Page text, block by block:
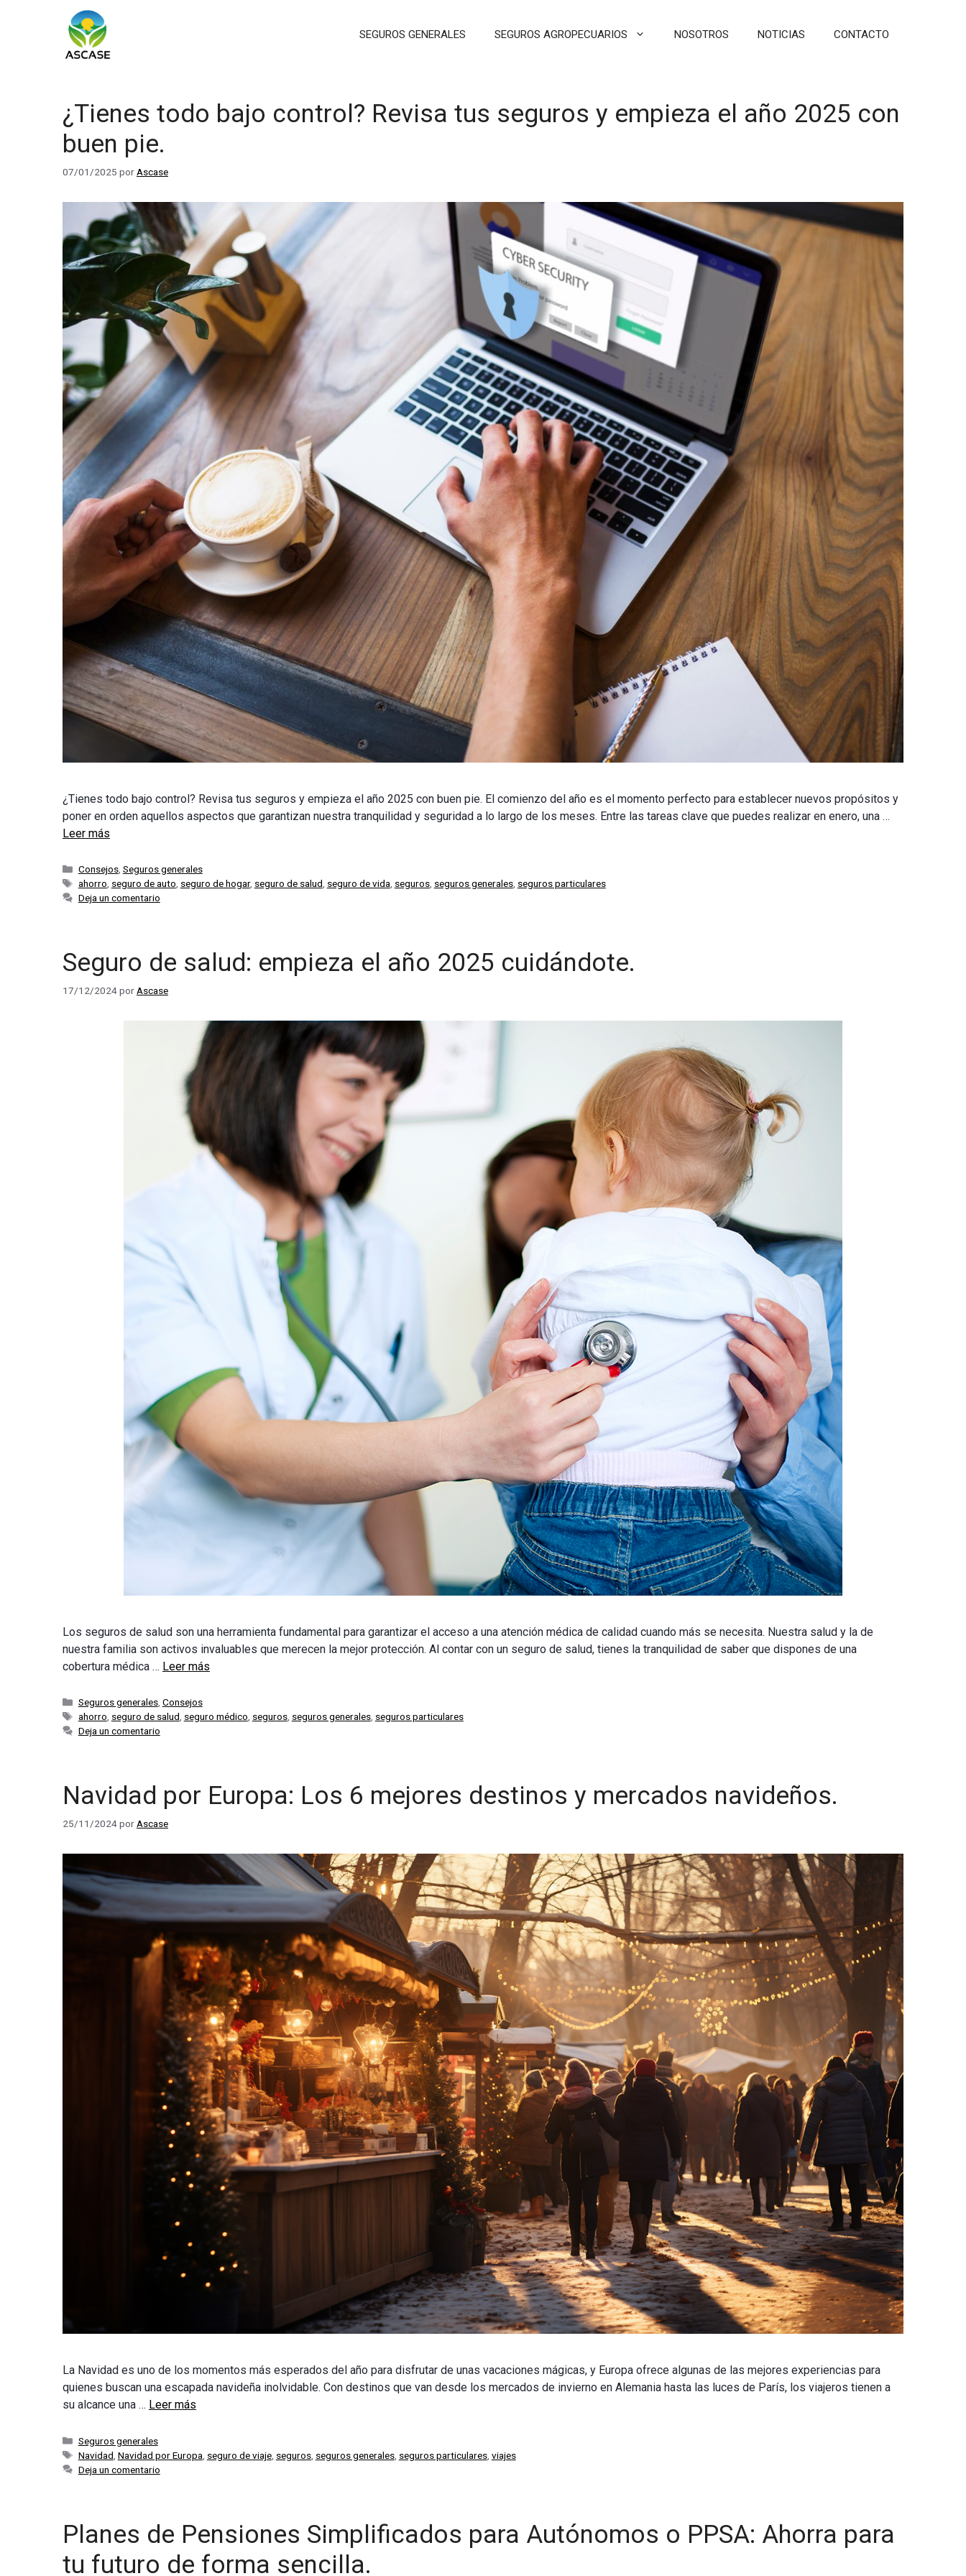
SEGUROS GENERALES SEGUROS AGROPECUARIOS NOSOTROS NOTICIAS CONTACTO
¿Tienes todo bajo control? Revisa tus seguros y empieza el año 2025 con
buen pie.
07/01/2025 por Ascase
¿Tienes todo bajo control? Revisa tus seguros y empieza el año 2025 con buen pie. El comienzo del año es el momento perfecto para establecer nuevos propósitos y
poner en orden aquellos aspectos que garantizan nuestra tranquilidad y seguridad a lo largo de los meses. Entre las tareas clave que puedes realizar en enero, una …
Leer más
Categorías
Consejos, Seguros generales
Etiquetas
ahorro seguro de auto seguro de hogar, seguro de salud seguro de vida seguros, seguros generales, seguros particulares
Deja un comentario
Seguro de salud: empieza el año 2025 cuidándote.
17/12/2024por Ascase
Los seguros de salud son una herramienta fundamental para garantizar el acceso a una atención médica de calidad cuando más se necesita. Nuestra salud y la de
nuestra familia son activos invaluables que merecen la mejor protección. Al contar con un seguro de salud, tienes la tranquilidad de saber que dispones de una
cobertura médica … Leer más
Categorías
Seguros generales, Consejos
Etiquetas
ahorro seguro de salud seguro médico seguros, seguros generales, seguros particulares
Deja un comentario
Navidad por Europa: Los 6 mejores destinos y mercados navideños.
25/11/2024por Ascase
La Navidad es uno de los momentos más esperados del año para disfrutar de unas vacaciones mágicas, y Europa ofrece algunas de las mejores experiencias para
quienes buscan una escapada navideña inolvidable. Con destinos que van desde los mercados de invierno en Alemania hasta las luces de París, los viajeros tienen a
su alcance una … Leer más
Categorías
Seguros generales
Etiquetas
Navidad Navidad por Europa seguro de viaje, seguros, seguros generales, seguros particulares, viajes
Deja un comentario
Planes de Pensiones Simplificados para Autónomos o PPSA: Ahorra para
tu futuro de forma sencilla.